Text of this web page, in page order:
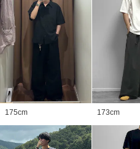
175cm 173cm